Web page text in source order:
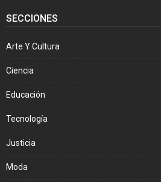
SECCIONES
Arte Y Cultura
Ciencia
Educación
Tecnología
Justicia
Moda